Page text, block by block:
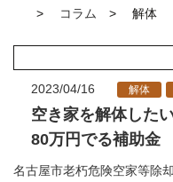
コラム 解体
2023/04/16 解体
空き家を解体した
80万円でる補助金
名古屋市老朽危険空家等除